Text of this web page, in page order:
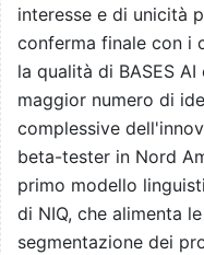
interesse e di unicità
conferma finale con i
la qualità di BASES
maggior numero di
complessive
beta-tester in Nord
primo modello
di NIQ, che alimenta
segmentazione dei